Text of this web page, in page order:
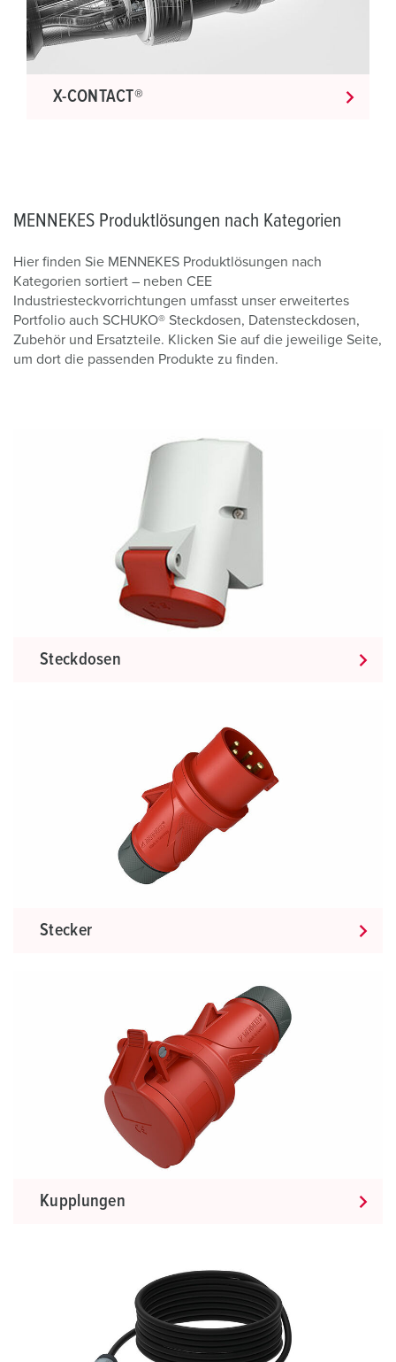
X-CONTACT®
MENNEKES Produktlösungen nach Kategorien
Hier finden Sie MENNEKES Produktlösungen nach
Kategorien sortiert – neben CEE
Industriesteckvorrichtungen umfasst unser erweitertes
Portfolio auch SCHUKO® Steckdosen, Datensteckdosen,
Zubehör und Ersatzteile. Klicken Sie auf die jeweilige Seite,
um dort die passenden Produkte zu finden.
Steckdosen
Stecker
Kupplungen